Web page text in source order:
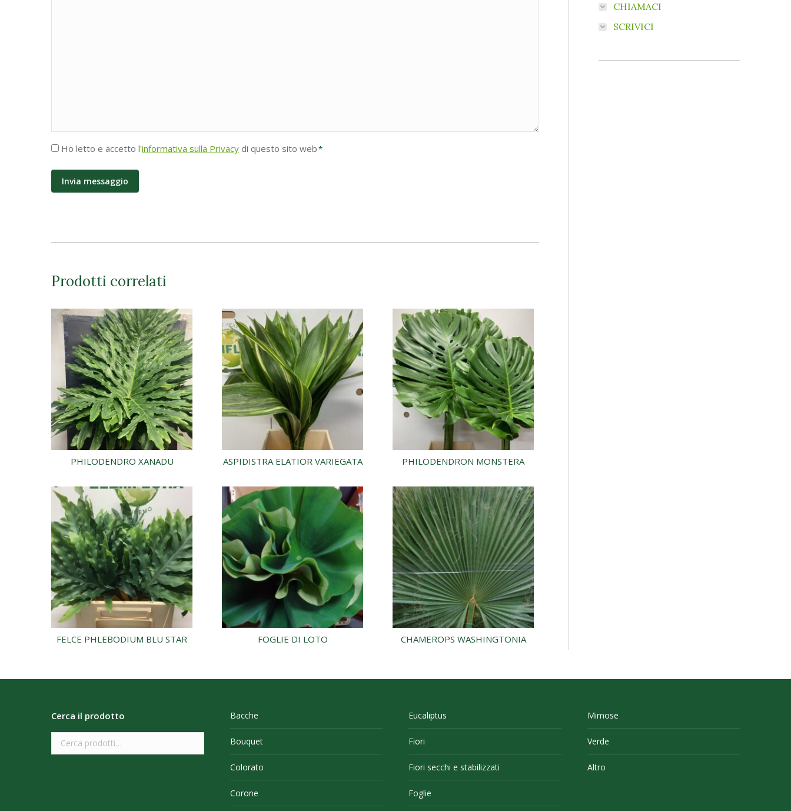
Accettazione
Ho letto e accetto l'informativa sulla Privacy di questo sito web*
Prodotti correlati
PHILODENDRO XANADU ASPIDISTRA ELATIOR VARIEGATA PHILODENDRON MONSTERA
FELCE PHLEBODIUM BLU STAR FOGLIE DI LOTO CHAMEROPS WASHINGTONIA
CHIAMACI
SCRIVICI
Cerca il prodotto Bacche
Bouquet
Colorato
Corone
Eucaliptus
Fiori
Fiori secchi e stabilizzati
Foglie
Mimose
Verde
Altro